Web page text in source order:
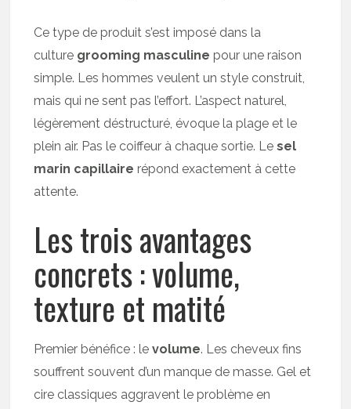
Ce type de produit s’est imposé dans la
culture grooming masculine pour une raison
simple. Les hommes veulent un style construit,
mais qui ne sent pas l’effort. L’aspect naturel,
légèrement déstructuré, évoque la plage et le
plein air. Pas le coiffeur à chaque sortie. Lesel
marin capillaire répond exactement à cette
attente.
Les trois avantages
concrets : volume,
texture et matité
Premier bénéfice : levolume. Les cheveux fins
souffrent souvent d’un manque de masse. Gel et
cire classiques aggravent le problème en